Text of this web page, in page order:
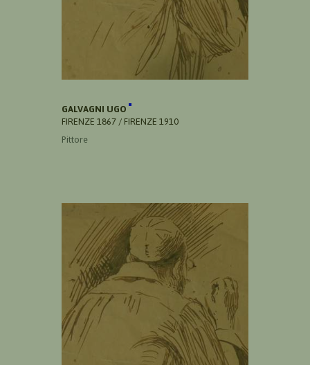
GALVAGNI UGO
FIRENZE 1867 / FIRENZE 1910
Pittore